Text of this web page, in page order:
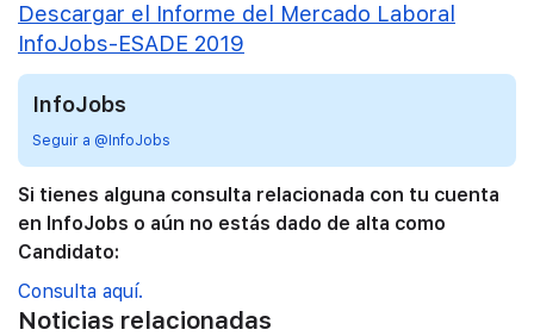
Descargar el Informe del Mercado Laboral
InfoJobs-ESADE 2019
InfoJobs
Seguir a @InfoJobs
Si tienes alguna consulta relacionada con tu cuenta
en InfoJobs o aún no estás dado de alta como
Candidato:
Consulta aquí.
Noticias relacionadas